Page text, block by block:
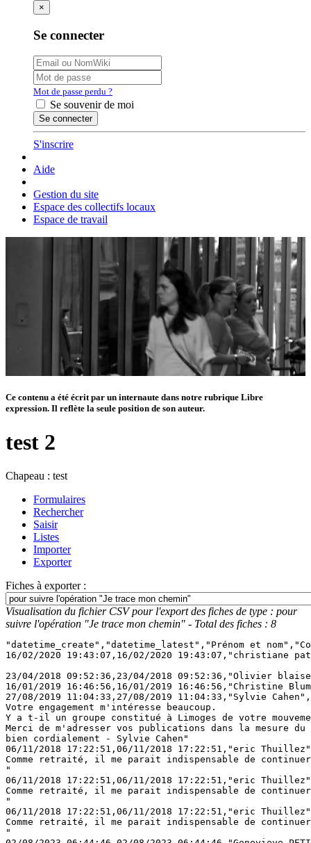
×
Se connecter
Mot de passe perdu ?
Se souvenir de moi
S'inscrire
Aide
Gestion du site
Espace des collectifs locaux
Espace de travail
Ce contenu a été écrit par un internaute dans notre rubrique Libre
expression. Il reflète la seule position de son auteur.
test 2
Chapeau : test
Formulaires
Rechercher
Saisir
Listes
Importer
Exporter
Fiches à exporter :
Visualisation du fichier CSV pour l'export des fiches de type : pour
suivre l'opération "Je trace mon chemin" - Total des fiches : 8
"datetime_create","datetime_latest","Prénom et
16/02/2020 19:43:07,16/02/2020 19:43:07,"christiane
23/04/2018 09:52:36,23/04/2018 09:52:36,"Olivier
16/01/2019 16:46:56,16/01/2019 16:46:56,"Christine
27/08/2019 11:04:33,27/08/2019 11:04:33,"Sylvie
Votre engagement m'intéresse beaucoup.
Y a t-il un groupe constitué à Limoges de votre
Merci de m'adresser vos publications dans la mesure
bien cordialement - Sylvie Cahen"
06/11/2018 17:22:51,06/11/2018 17:22:51,"eric
Comme retraité, il me parait indispensable de
"
06/11/2018 17:22:51,06/11/2018 17:22:51,"eric
Comme retraité, il me parait indispensable de
"
06/11/2018 17:22:51,06/11/2018 17:22:51,"eric
Comme retraité, il me parait indispensable de
"